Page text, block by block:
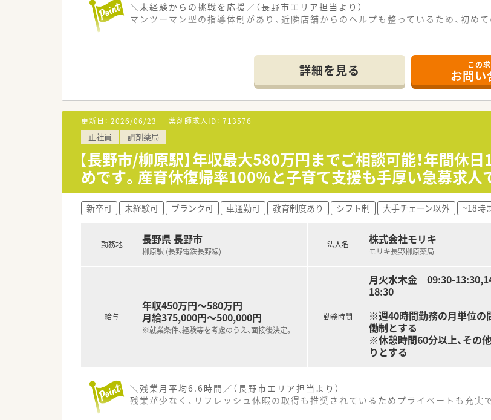
＼未経験からの挑戦を応援／（長野市エリア担当より）
マンツーマン型の指導体制があり、近隣店舗からのヘルプも整っているため、初め
■北長野駅から徒歩12分ほどの場所に立地しており、毎日の通勤にも便利で無理な
■主に小児科と内科の処方箋を応需しており、幅広い年齢層の患者様に対応するた
■医院との関係性は非常に良好であり、マンツーマン型を採用しているためスムー
【法人特徴について】
■1981年の設立以来、長野市を中心に12店舗を展開し、地域に根差した安定した企
■国が目指す薬局の在り方に則り、かかりつけ機能や在宅業務を積極的に推進して
■患者様と同様に従業員を大切にする社風であり、福利厚生や条件面で手厚い優遇
【こんな方にオススメ】
■手厚い住宅手当や高水準の賞与など、充実した福利厚生のもとで安心して長く働
■在宅業務やかかりつけ薬剤師としてのスキルを磨き、これからの時代に求められ
■ドミナント展開による手厚いフォロー体制があるため、チームワークを大切にし
詳細を見る この
お問い
更新日： 2026/06/23 薬剤師求人ID： 713576
正社員 調剤薬局
【長野市/柳原駅】年収最大580万円までご相談可能！年間休
めです。産育休復帰率100％と子育て支援も手厚い急募求人
新卒可 未経験可 ブランク可 車通勤可 教育制度あり シフト制 大手チェーン以外 ~18時
勤務地 長野県 長野市
柳原駅 (長野電鉄長野線)
給与
年収450万円～580万円
月給375,000円～500,000円
※就業条件、経験等を考慮のうえ、面接後決定。
法人名 株式会社モリキ
モリキ長野柳原薬局
勤務時間
月火水木金 09:30-
18:30
※週40時間勤務の月単位の
働制とする
※休憩時間60分以上、その
りとする
＼残業月平均6.6時間／（長野市エリア担当より）
残業が少なく、リフレッシュ休暇の取得も推奨されているためプライベートも充実で